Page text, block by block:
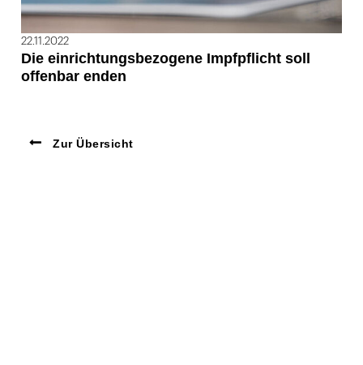
22.11.2022
Die einrichtungsbezogene Impfpflicht soll
offenbar enden
Zur Übersicht